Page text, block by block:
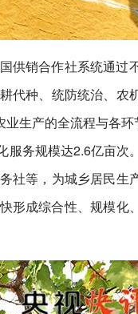
供销合作社系统通过
代种、统防统治、农
生产的全流程与各
服务规模达2.6亿亩次
社等，为城乡居民生
形成综合性、规模化